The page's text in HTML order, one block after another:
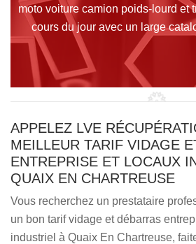
moto voiture camion poids-lourd et
cours du jour avec un large
APPELEZ LVE
MEILLEUR TARIF VIDAGE
ENTREPRISE ET LOCAUX
QUAIX EN CHARTREUSE
Vous recherchez un prestataire
un bon tarif vidage et débarras
industriel à Quaix En Chartreuse,